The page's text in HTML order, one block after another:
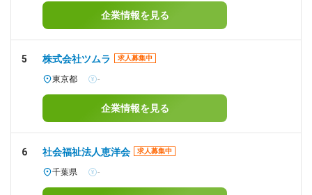
企業情報を見る
5 株式会社ツムラ 求人募集中
東京都 -
企業情報を見る
6 社会福祉法人恵洋会 求人募集中
千葉県 -